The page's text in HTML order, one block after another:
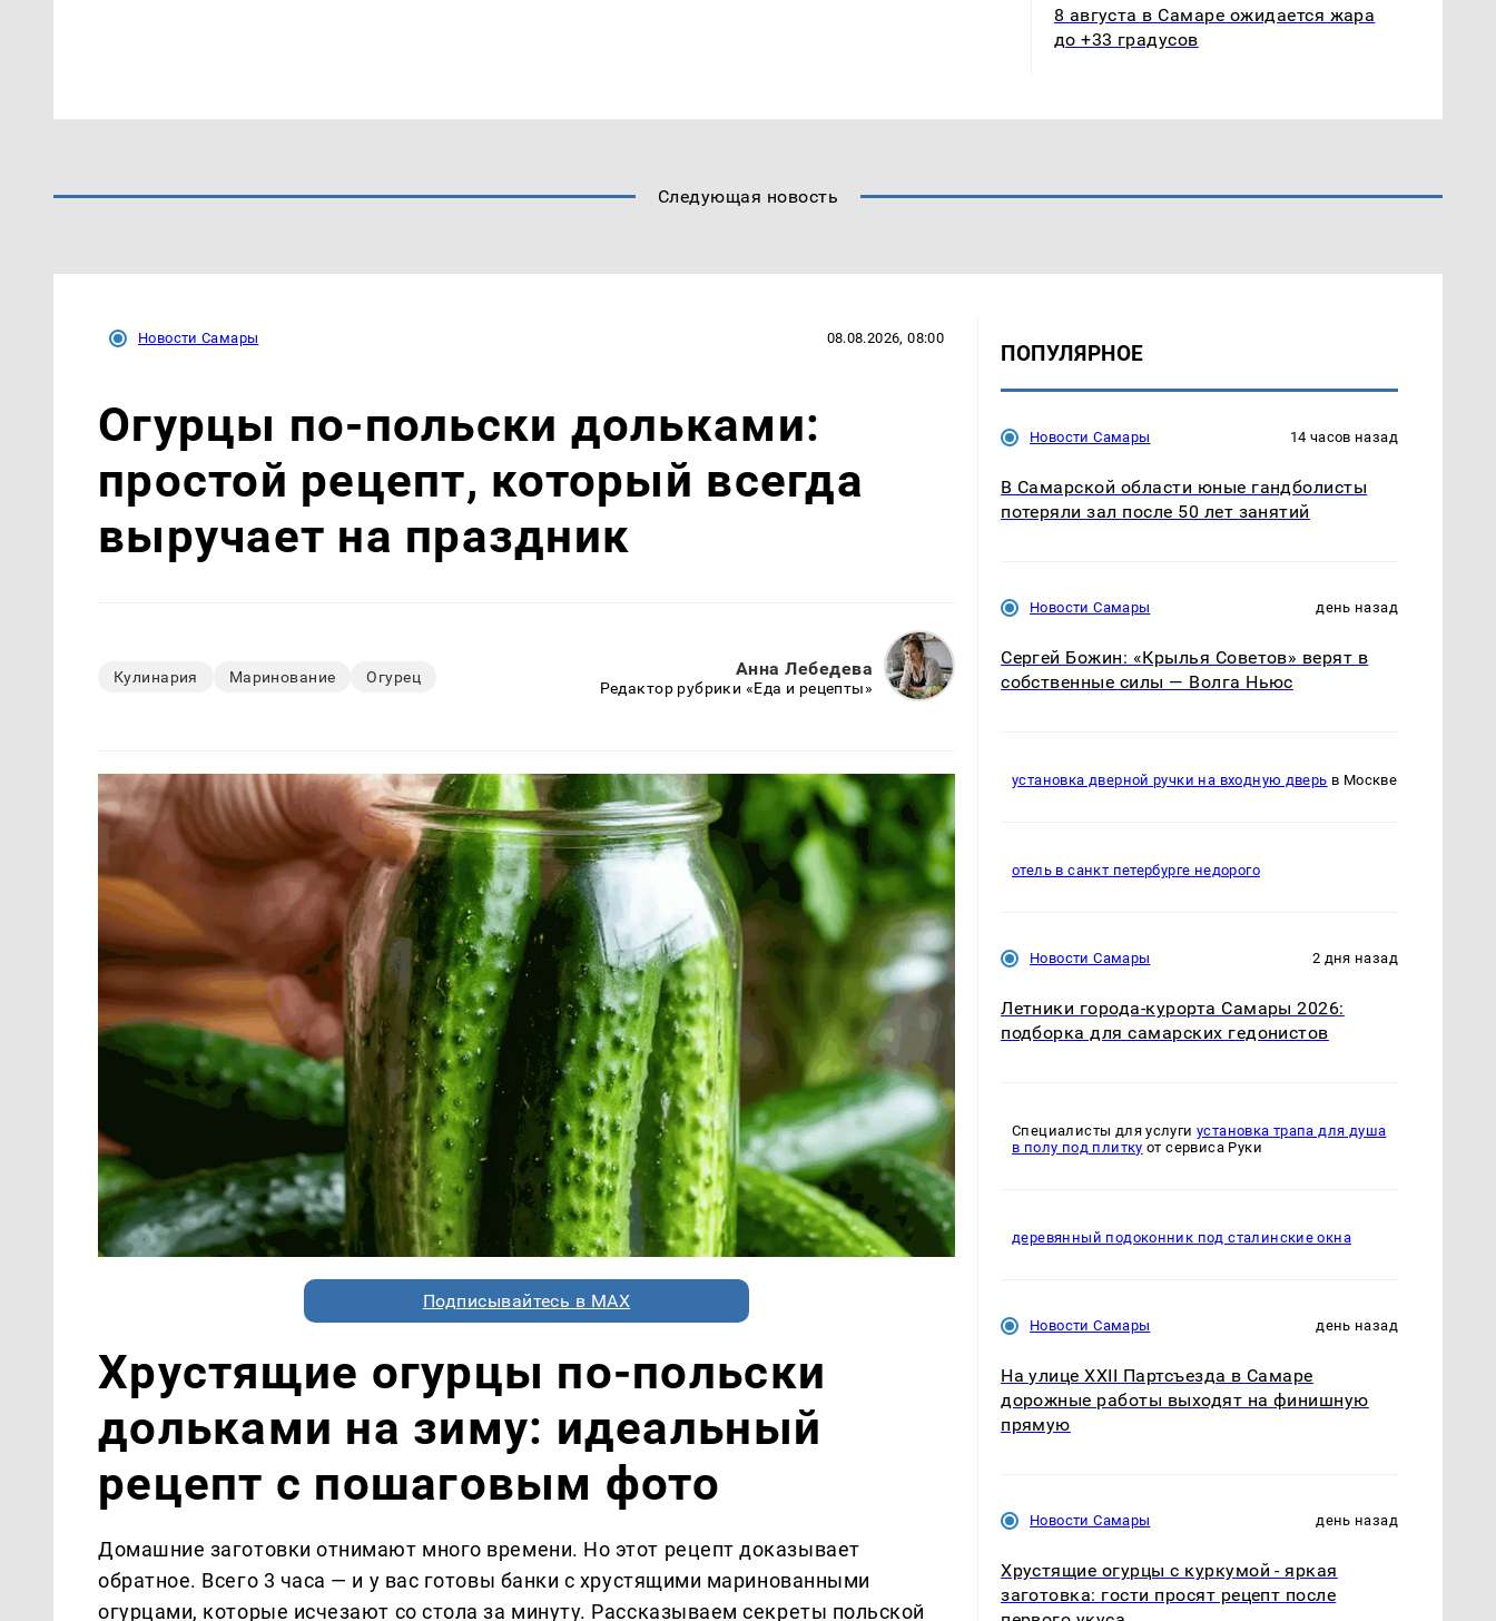
8 августа в Самаре ожидается жара
до +33 градусов
Следующая новость
Новости Самары 08.08.2026, 08:00
Огурцы по‑польски дольками:
простой рецепт, который всегда
выручает на праздник
Кулинария Маринование Огурец Анна Лебедева
Редактор рубрики «Еда и рецепты»
Подписывайтесь в MAX
Хрустящие огурцы по-польски
дольками на зиму: идеальный
рецепт с пошаговым фото
Домашние заготовки отнимают много времени. Но этот рецепт доказывает
обратное. Всего 3 часа — и у вас готовы банки с хрустящими маринованными
огурцами, которые исчезают со стола за минуту. Рассказываем секреты польской
ПОПУЛЯРНОЕ
Новости Самары 14 часов назад
В Самарской области юные гандболисты
потеряли зал после 50 лет занятий
Новости Самары день назад
Сергей Божин: «Крылья Советов» верят в
собственные силы — Волга Ньюс
установка дверной ручки на входную дверь в Москве
отель в санкт петербурге недорого
Новости Самары 2 дня назад
Летники города-курорта Самары 2026:
подборка для самарских гедонистов
Специалисты для услугиустановка трапа для душа
в полу под плитку от сервиса Руки
деревянный подоконник под сталинские окна
Новости Самары день назад
На улице XXII Партсъезда в Самаре
дорожные работы выходят на финишную
прямую
Новости Самары день назад
Хрустящие огурцы с куркумой - яркая
заготовка: гости просят рецепт после